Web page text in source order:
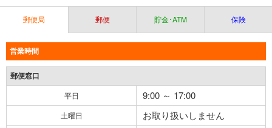
郵便局 郵便 貯金･ATM 保険
営業時間
郵便窓口
平日 9:00 ～ 17:00
土曜日 お取り扱いしません